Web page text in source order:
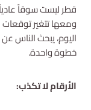
قطر ليست سوقاً
ومعها تتغير
اليوم، يبحث الناس
خطوة واحدة.
الأرقام لا تكذب: